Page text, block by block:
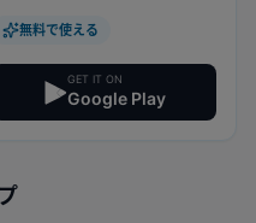
無料で使える
GET IT ON
Google Play